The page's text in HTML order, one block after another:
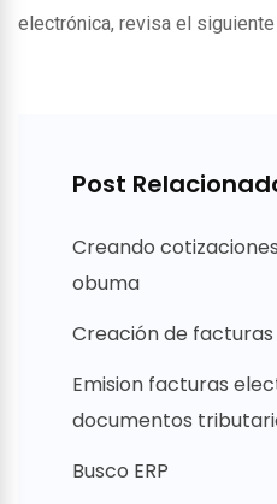
electrónica, revisa el
Post
Creando
obuma
Creación de
Emision facturas
documentos
Busco ERP